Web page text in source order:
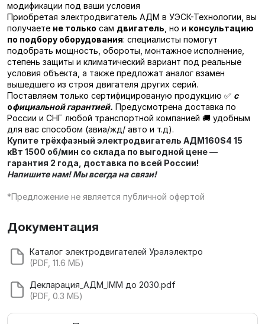
модификации под ваши условия
Приобретая электродвигатель АДМ в УЭСК-Технологии, вы
получаете не только сам двигатель , но и консультацию
по подбору оборудования: специалисты помогут
подобрать мощность, обороты, монтажное исполнение,
степень защиты и климатический вариант под реальные
условия объекта, а также предложат аналог взамен
вышедшего из строя двигателя других серий.
Поставляем только сертифицированую продукцию ✅ с
официальной гарантией. Предусмотрена доставка по
России и СНГ любой транспортной компанией 🚚 удобным
для вас способом (авиа/жд/ авто и т.д).
Купите трёхфазный электродвигатель АДМ160S4 15
кВт 1500 об/мин со склада по выгодной цене —
гарантия 2 года, доставка по всей России!
Напишите нам! Мы всегда на связи!
*Предложение не является публичной офертой
Документация
Каталог электродвигателей Уралэлектро
(PDF, 11.6 МБ)
Декларация_АДМ_IMM до 2030.pdf
(PDF, 0.3 МБ)